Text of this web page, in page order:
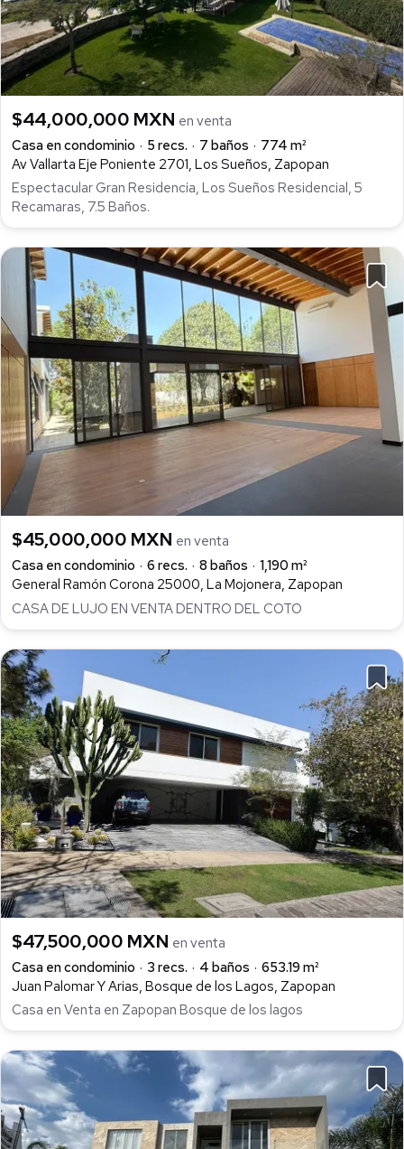
$44,000,000 MXN en venta
Casa en condominio
5 recs. 7 baños
774 m²
Av Vallarta Eje Poniente 2701, Los Sueños, Zapopan
Espectacular Gran Residencia, Los Sueños Residencial, 5
Recamaras, 7.5 Baños.
$45,000,000 MXN en venta
Casa en condominio
6 recs. 8 baños
1,190 m²
General Ramón Corona 25000, La Mojonera, Zapopan
CASA DE LUJO EN VENTA DENTRO DEL COTO
$47,500,000 MXN en venta
Casa en condominio
3 recs. 4 baños
653.19 m²
Juan Palomar Y Arias, Bosque de los Lagos, Zapopan
Casa en Venta en Zapopan Bosque de los lagos